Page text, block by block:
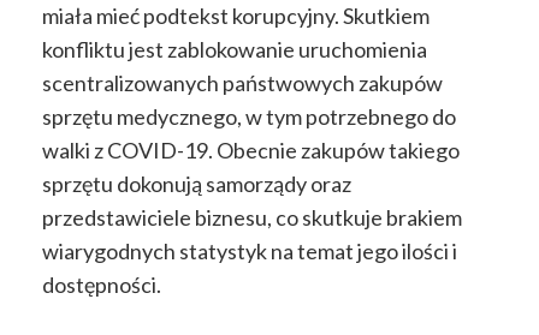
miała mieć podtekst korupcyjny. Skutkiem
konfliktu jest zablokowanie uruchomienia
scentralizowanych państwowych zakupów
sprzętu medycznego, w tym potrzebnego do
walki z COVID-19. Obecnie zakupów takiego
sprzętu dokonują samorządy oraz
przedstawiciele biznesu, co skutkuje brakiem
wiarygodnych statystyk na temat jego ilości i
dostępności.